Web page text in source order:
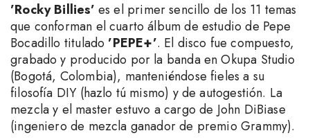
’Rocky Billies’ es el primer sencillo de los 11 temas
que conforman el cuarto álbum de estudio de Pepe
Bocadillo titulado ’PEPE+’. El disco fue compuesto,
grabado y producido por la banda en Okupa Studio
(Bogotá, Colombia), manteniéndose fieles a su
filosofía DIY (hazlo tú mismo) y de autogestión. La
mezcla y el master estuvo a cargo de John DiBiase
(ingeniero de mezcla ganador de premio Grammy).